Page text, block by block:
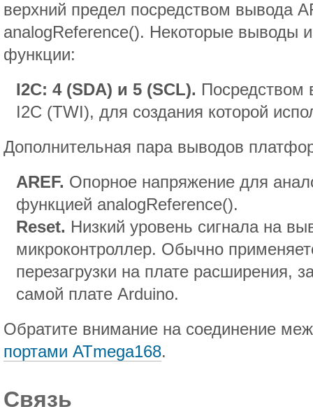
верхний предел посредством вывода
analogReference(). Некоторые выводы
функции:
I2C: 4 (SDA) и 5 (SCL). Посредством
I2C (TWI), для создания которой
Дополнительная пара выводов
AREF. Опорное напряжение для
функцией analogReference().
Reset. Низкий уровень сигнала на
микроконтроллер. Обычно
перезагрузки на плате расширения,
самой плате Arduino.
Обратите внимание на соединение
портами ATmega168.
Связь